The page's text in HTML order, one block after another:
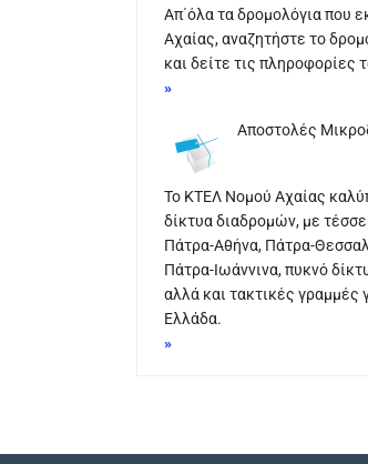
Απ΄όλα τα δρομολόγια που
Αχαίας, αναζητήστε το
και δείτε τις πληροφορίες
»
Αποστολές
Το ΚΤΕΛ Νομού Αχαίας
δίκτυα διαδρομών, με
Πάτρα-Αθήνα, Πάτρα-
Πάτρα-Ιωάννινα, πυκνό
αλλά και τακτικές γραμμές
Ελλάδα.
»